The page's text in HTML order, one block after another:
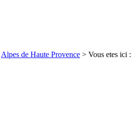
Alpes de Haute Provence > Vous etes ici :